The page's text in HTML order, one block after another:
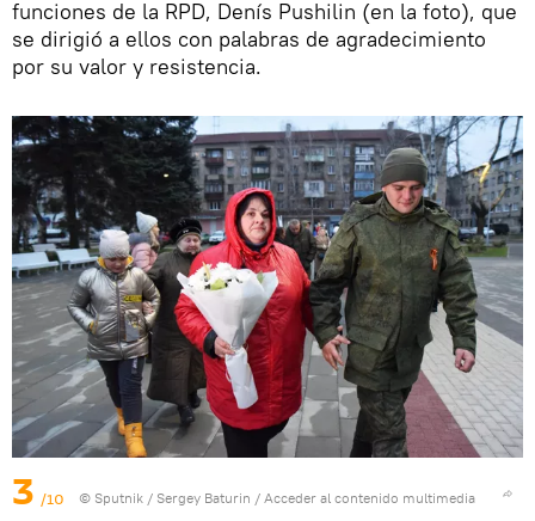
funciones de la RPD, Denís Pushilin (en la foto), que
se dirigió a ellos con palabras de agradecimiento
por su valor y resistencia.
3 /10 © Sputnik / Sergey Baturin / Acceder al contenido multimedia